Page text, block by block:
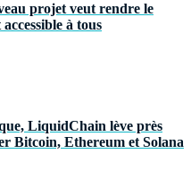
projet veut rendre le
à tous
LiquidChain lève près
Bitcoin, Ethereum et Solana